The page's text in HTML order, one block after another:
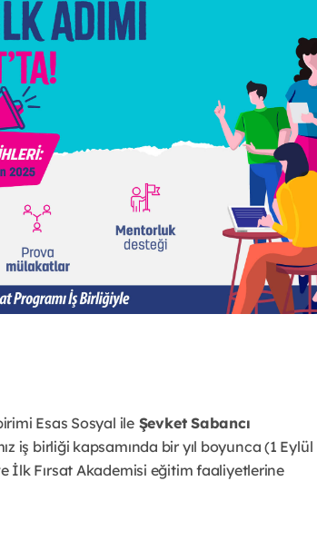
Esas Sosyal ileŞevket Sabancı
iş birliği kapsamında bir yıl boyunca (1 Eylül
İlk Fırsat Akademisi eğitim faaliyetlerine